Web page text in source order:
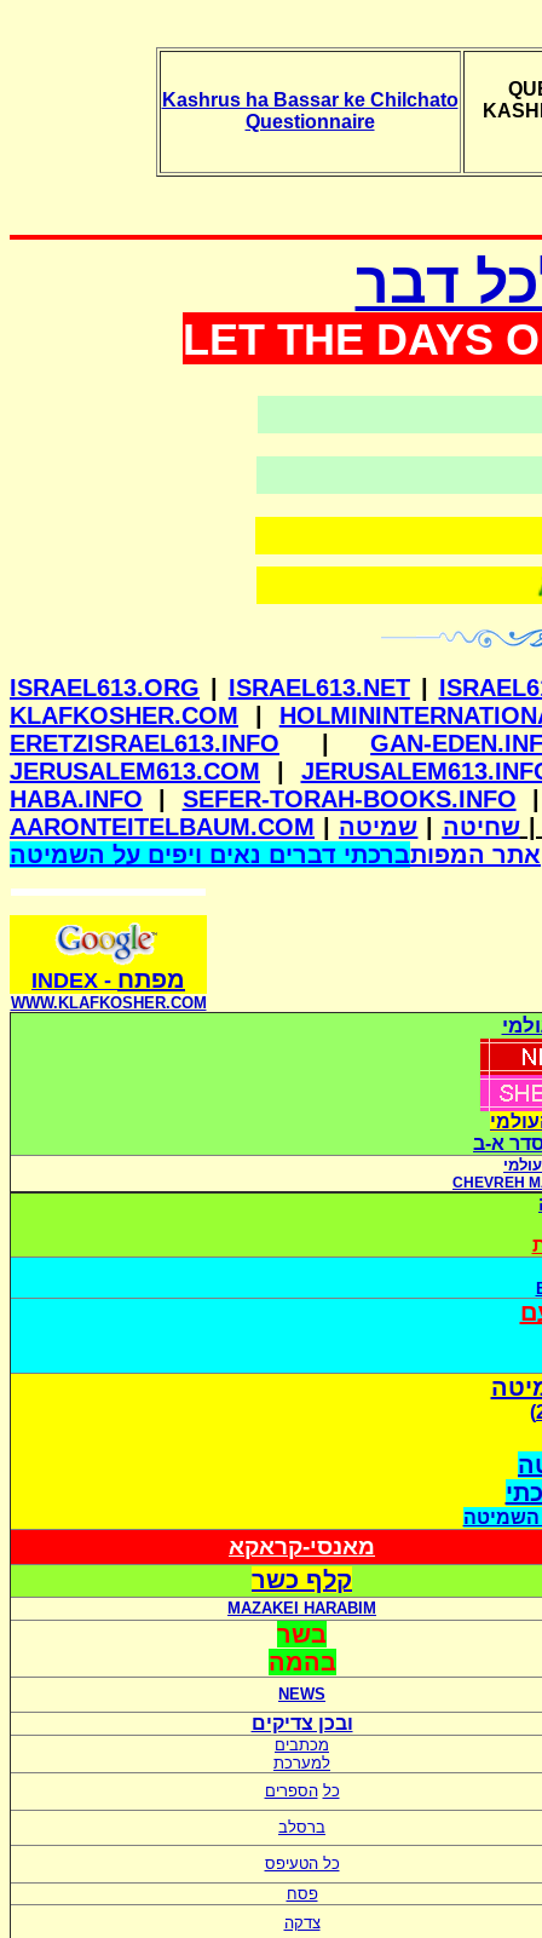
Kashrus ha Bassar ke Chilchato
Questionnaire
דבר
LET THE DAYS
ISRAEL613.ORG ISRAEL613.NET|
KLAFKOSHER.COM
ERETZISRAEL613.INFO |GAN-
JERUSALEM613.COM
HABA.INFO
SEFER-TORAH-BOOKS.INFO
AARONTEITELBAUM.COM
שמיטה שחיטה
ברכתי דברים נאים ויפים על השמיטהאתר המפות
מפתח -
INDEX
WWW.KLAFKOSHER.COM
סדר א-ב
CHEVREH
השמיטה
מאנסי-קראקא
קלף כשר
MAZAKEI HARABIM
בשר
בהמה
NEWS
ובכן צדיקים
מכתבים
למערכת
כל הספרים
ברסלב
כל הטעיפס
פסח
צדקה